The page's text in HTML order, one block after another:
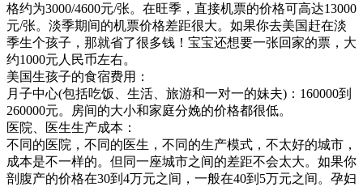
格约为3000/4600元/张。在旺季，直接机票的价格可高达13000
元/张。淡季期间的机票价格差距很大。如果你去美国赶在淡
季生个孩子，那就省了很多钱！宝宝还想要一张回家的票，大
约1000元人民币左右。
美国生孩子的食宿费用：
月子中心(包括吃饭、生活、旅游和一对一的妹夫)：160000到
260000元。房间的大小和家庭分娩的价格都很低。
医院、医生生产成本：
不同的医院，不同的医生，不同的生产模式，不太好的城市，
成本是不一样的。但同一座城市之间的差距不会太大。如果你
剖腹产的价格在30到4万元之间，一般在40到5万元之间。孕妇